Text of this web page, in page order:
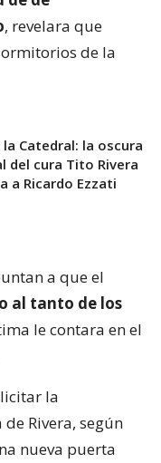
, revelara que
de la
Catedral: la oscura
del cura Tito Rivera
a Ricardo Ezzati
a que el
al tanto de los
le contara en el
la
Rivera, según
nueva puerta